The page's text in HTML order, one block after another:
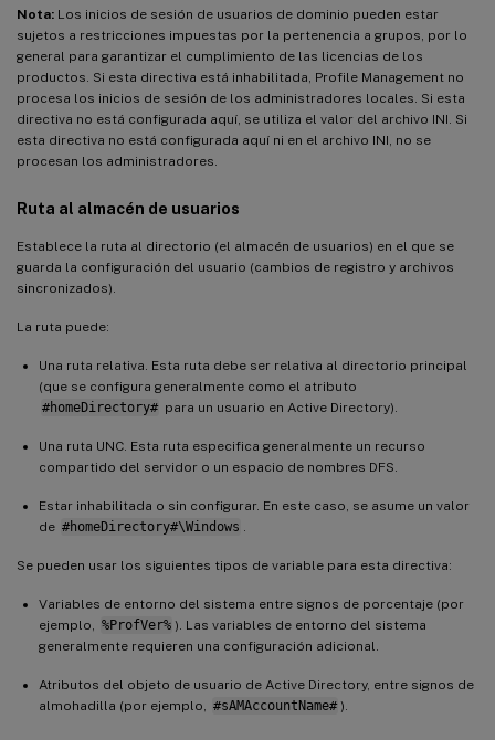
Nota: Los inicios de sesión de usuarios de dominio pueden estar
sujetos a restricciones impuestas por la pertenencia a grupos, por lo
general para garantizar el cumplimiento de las licencias de los
productos. Si esta directiva está inhabilitada, Profile Management no
procesa los inicios de sesión de los administradores locales. Si esta
directiva no está configurada aquí, se utiliza el valor del archivo INI. Si
esta directiva no está configurada aquí ni en el archivo INI, no se
procesan los administradores.
Ruta al almacén de usuarios
Establece la ruta al directorio (el almacén de usuarios) en el que se
guarda la configuración del usuario (cambios de registro y archivos
sincronizados).
La ruta puede:
Una ruta relativa. Esta ruta debe ser relativa al directorio principal
(que se configura generalmente como el atributo
#homeDirectory# para un usuario en Active Directory).
Una ruta UNC. Esta ruta especifica generalmente un recurso
compartido del servidor o un espacio de nombres DFS.
Estar inhabilitada o sin configurar. En este caso, se asume un valor
de #homeDirectory#\Windows
Se pueden usar los siguientes tipos de variable para esta directiva:
Variables de entorno del sistema entre signos de porcentaje (por
ejemplo,
%ProfVer% ). Las variables de entorno del sistema
generalmente requieren una configuración adicional.
Atributos del objeto de usuario de Active Directory, entre signos de
almohadilla (por ejemplo,
#sAMAccountName# ).